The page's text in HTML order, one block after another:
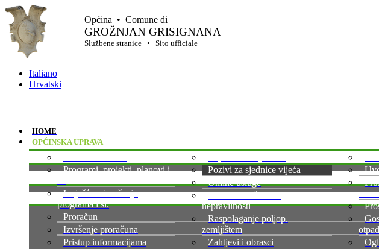
Općina • Comune di
GROŽNJAN GRISIGNANA
Službene stranice • Sito ufficiale
Italiano
Hrvatski
HOME
OPĆINSKA UPRAVA
Programi, projekti, planovi i
Izvješće o izvršenju
programa i sl.
Proračun
Izvršenje proračuna
Pristup informacijama
Pozivi za sjednice vijeća
Online usluge
Osoba zadužena za
nepravilnosti
Raspolaganje poljop.
zemljištem
Zahtjevi i obrasci